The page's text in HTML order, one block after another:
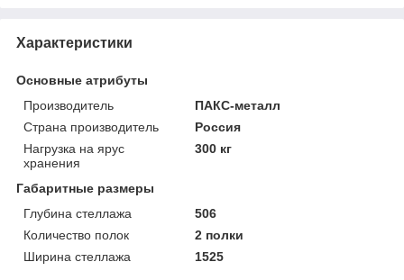
Характеристики
Основные атрибуты
Производитель
ПАКС-металл
Страна производитель
Россия
Нагрузка на ярус
хранения
300 кг
Габаритные размеры
Глубина стеллажа
506
Количество полок
2 полки
Ширина стеллажа
1525